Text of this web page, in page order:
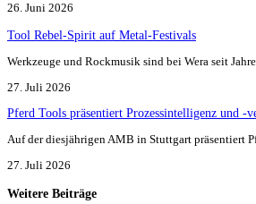
26. Juni 2026
Tool Rebel-Spirit auf Metal-Festivals
Werkzeuge und Rockmusik sind bei Wera seit
27. Juli 2026
Pferd Tools präsentiert Prozessintelligenz und -
Auf der diesjährigen AMB in Stuttgart präsentiert
27. Juli 2026
Weitere Beiträge